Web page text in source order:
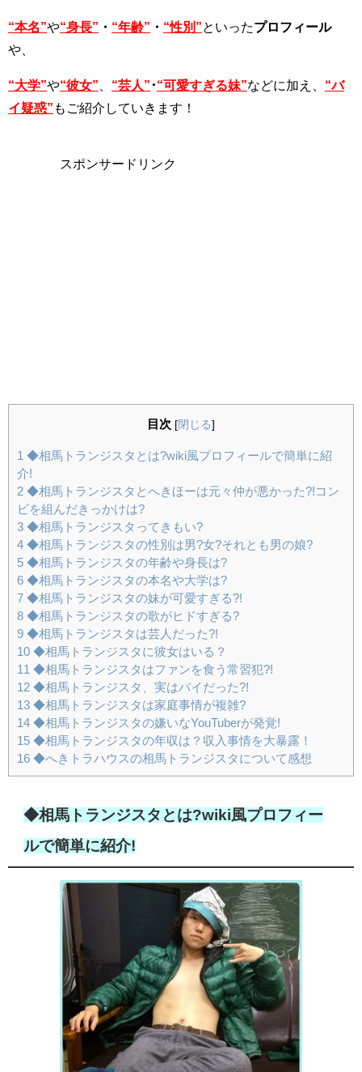
“本名”や“身長” ・ “年齢” ・ “性別” といったプロフィール
や、
“大学”や“彼女” “芸人” ･“可愛すぎる妹”などに加え、 “バ
イ疑惑” もご紹介していきます！
スポンサードリンク
目次 [閉じる]
1 ◆相馬トランジスタとは?wiki風プロフィールで簡単に紹
介!
2 ◆相馬トランジスタとへきほーは元々仲が悪かった?!コン
ビを組んだきっかけは?
3 ◆相馬トランジスタってきもい?
4 ◆相馬トランジスタの性別は男?女?それとも男の娘?
5 ◆相馬トランジスタの年齢や身長は?
6 ◆相馬トランジスタの本名や大学は?
7 ◆相馬トランジスタの妹が可愛すぎる?!
8 ◆相馬トランジスタの歌がヒドすぎる?
9 ◆相馬トランジスタは芸人だった?!
10 ◆相馬トランジスタに彼女はいる？
11 ◆相馬トランジスタはファンを食う常習犯?!
12 ◆相馬トランジスタ、実はバイだった?!
13 ◆相馬トランジスタは家庭事情が複雑?
14 ◆相馬トランジスタの嫌いなYouTuberが発覚!
15 ◆相馬トランジスタの年収は？収入事情を大暴露！
16 ◆へきトラハウスの相馬トランジスタについて感想
◆相馬トランジスタとは?wiki風プロフィー
ルで簡単に紹介!